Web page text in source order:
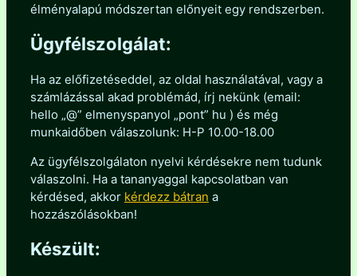
élményalapú módszertan előnyeit egy rendszerben.
Ügyfélszolgálat:
Ha az előfizetéseddel, az oldal használatával, vagy a
számlázással akad problémád, írj nekünk (email:
hello „@” elmenyspanyol „pont” hu ) és még
munkaidőben válaszolunk: H-P 10.00-18.00
Az ügyfélszolgálaton nyelvi kérdésekre nem tudunk
válaszolni. Ha a tananyaggal kapcsolatban van
kérdésed, akkor kérdezz bátran a
hozzászólásokban!
Készült: